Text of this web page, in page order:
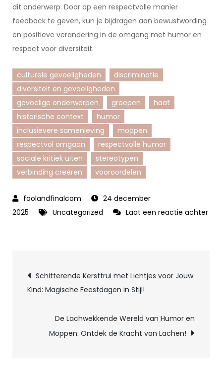
dit onderwerp. Door op een respectvolle manier
feedback te geven, kun je bijdragen aan bewustwording
en positieve verandering in de omgang met humor en
respect voor diversiteit.
culturele gevoeligheden
discriminatie
diversiteit en gevoeligheden
gevoelige onderwerpen
groepen
haat
historische context
humor
inclusievere samenleving
moppen
respectvol omgaan
respectvolle humor
sociale kritiek uiten
stereotypen
verbinding creëren
vooroordelen
24 december
2025
Uncategorized
Laat een reactie achter
MoppenBerichtnavigatie
Schitterende Kersttrui met Lichtjes voor Jouw
Kind: Magische Feestdagen in Stijl!
De Lachwekkende Wereld van Humor en
Moppen: Ontdek de Kracht van Lachen!